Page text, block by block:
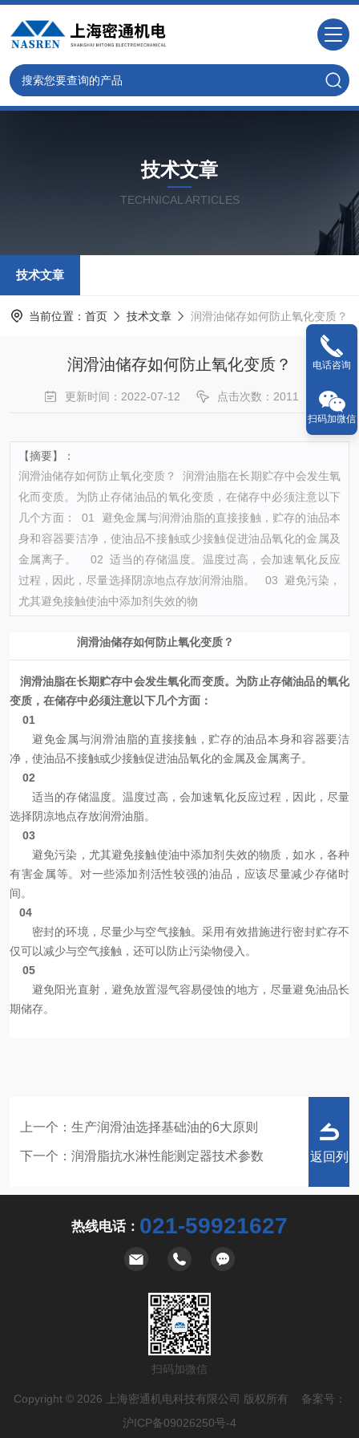
技术文章
TECHNICAL ARTICLES
技术文章
当前位置： 首页 技术文章 润滑油储存如何防止氧化变质？
润滑油储存如何防止氧化变质？
更新时间：2022-07-12 点击次数：2011
【摘要】：
润滑油储存如何防止氧化变质？ 润滑油脂在长期贮存中会发生氧
化而变质。为防止存储油品的氧化变质，在储存中必须注意以下
几个方面： 01 避免金属与润滑油脂的直接接触，贮存的油品本
身和容器要洁净，使油品不接触或少接触促进油品氧化的金属及
金属离子。 02 适当的存储温度。温度过高，会加速氧化反应
过程，因此，尽量选择阴凉地点存放润滑油脂。 03 避免污染，
尤其避免接触使油中添加剂失效的物
润滑油储存如何防止氧化变质？
润滑油脂在长期贮存中会发生氧化而变质。为防止存储油品的氧化
变质，在储存中必须注意以下几个方面：
01
避免金属与润滑油脂的直接接触，贮存的油品本身和容器要洁
净，使油品不接触或少接触促进油品氧化的金属及金属离子。
02
适当的存储温度。温度过高，会加速氧化反应过程，因此，尽量
选择阴凉地点存放润滑油脂。
03
避免污染，尤其避免接触使油中添加剂失效的物质，如水，各种
有害金属等。对一些添加剂活性较强的油品，应该尽量减少存储时
间。
04
密封的环境，尽量少与空气接触。采用有效措施进行密封贮存不
仅可以减少与空气接触，还可以防止污染物侵入。
05
避免阳光直射，避免放置湿气容易侵蚀的地方，尽量避免油品长
期储存。
上一个： 生产润滑油选择基础油的6大原则
下一个： 润滑脂抗水淋性能测定器技术参数 返回列
热线电话： 021-59921627
扫码加微信
Copyright © 2026 上海密通机电科技有限公司 版权所有 备案号：
沪ICP备09026250号-4
电话咨询
扫码加微信